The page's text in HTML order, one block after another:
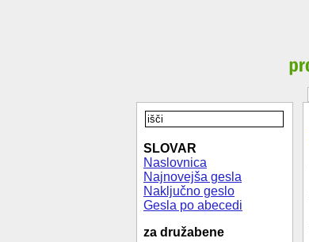
SLOVAR
Naslovnica
Najnovejša gesla
Naključno geslo
Gesla po abecedi
za družabene